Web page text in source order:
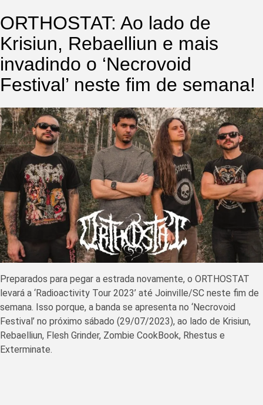
ORTHOSTAT: Ao lado de
Krisiun, Rebaelliun e mais
invadindo o ‘Necrovoid
Festival’ neste fim de semana!
Preparados para pegar a estrada novamente, o ORTHOSTAT
levará a ‘Radioactivity Tour 2023’ até Joinville/SC neste fim de
semana. Isso porque, a banda se apresenta no ‘Necrovoid
Festival’ no próximo sábado (29/07/2023), ao lado de Krisiun,
Rebaelliun, Flesh Grinder, Zombie CookBook, Rhestus e
Exterminate.